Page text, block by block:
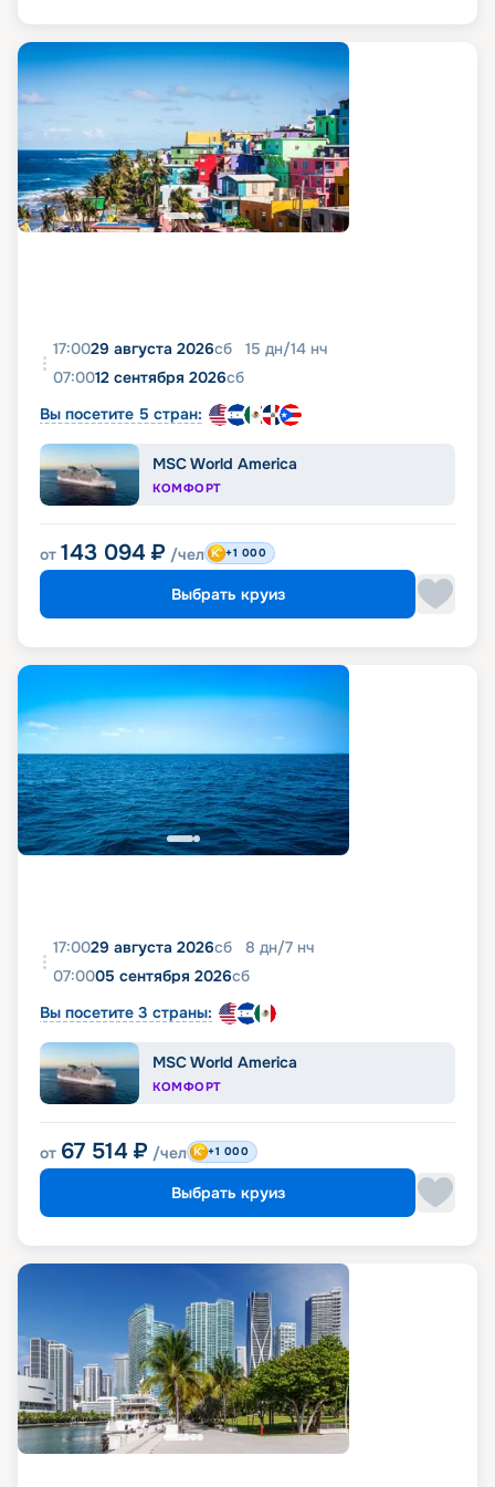
17:0029 августа 2026сб 15 дн/14 нч
07:0012 сентября 2026сб
Вы посетите 5 стран:
MSC World America
КОМФОРТ
от 143 094 ₽ /чел +1 000
Выбрать круиз
17:0029 августа 2026сб 8 дн/7 нч
07:0005 сентября 2026сб
Вы посетите 3 страны:
MSC World America
КОМФОРТ
от 67 514 ₽ /чел +1 000
Выбрать круиз